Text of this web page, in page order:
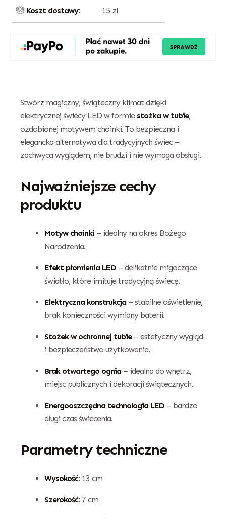
Koszt dostawy: 15 zl
Stwórz magiczny, świąteczny klimat dzięki
elektrycznej świecy LED w formie stożka w tubie,
ozdobionej motywem choinki. To bezpieczna i
elegancka alternatywa dla tradycyjnych świec –
zachwyca wyglądem, nie brudzi i nie wymaga obsługi.
Najważniejsze cechy
produktu
Motyw choinki – idealny na okres Bożego
Narodzenia.
Efekt płomienia LED – delikatnie migoczące
światło, które imituje tradycyjną świecę.
Elektryczna konstrukcja– stabilne oświetlenie,
brak konieczności wymiany baterii.
Stożek w ochronnej tubie– estetyczny wygląd
i bezpieczeństwo użytkowania.
Brak otwartego ognia– idealna do wnętrz,
miejsc publicznych i dekoracji świątecznych.
Energooszczędna technologia LED – bardzo
długi czas świecenia.
Parametry techniczne
Wysokość: 13 cm
Szerokość: 7 cm